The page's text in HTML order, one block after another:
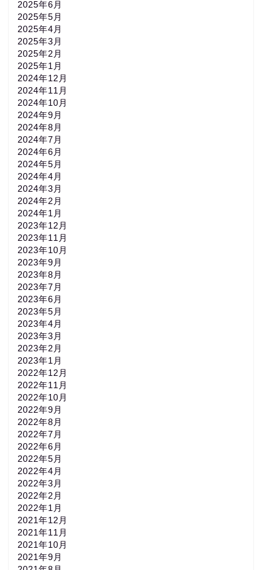
2025年6月
2025年5月
2025年4月
2025年3月
2025年2月
2025年1月
2024年12月
2024年11月
2024年10月
2024年9月
2024年8月
2024年7月
2024年6月
2024年5月
2024年4月
2024年3月
2024年2月
2024年1月
2023年12月
2023年11月
2023年10月
2023年9月
2023年8月
2023年7月
2023年6月
2023年5月
2023年4月
2023年3月
2023年2月
2023年1月
2022年12月
2022年11月
2022年10月
2022年9月
2022年8月
2022年7月
2022年6月
2022年5月
2022年4月
2022年3月
2022年2月
2022年1月
2021年12月
2021年11月
2021年10月
2021年9月